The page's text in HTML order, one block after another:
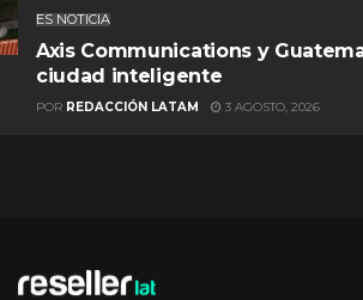
ES NOTICIA
Axis Communications y
ciudad inteligente
POR REDACCIÓN LATAM 3 AGOSTO, 2026